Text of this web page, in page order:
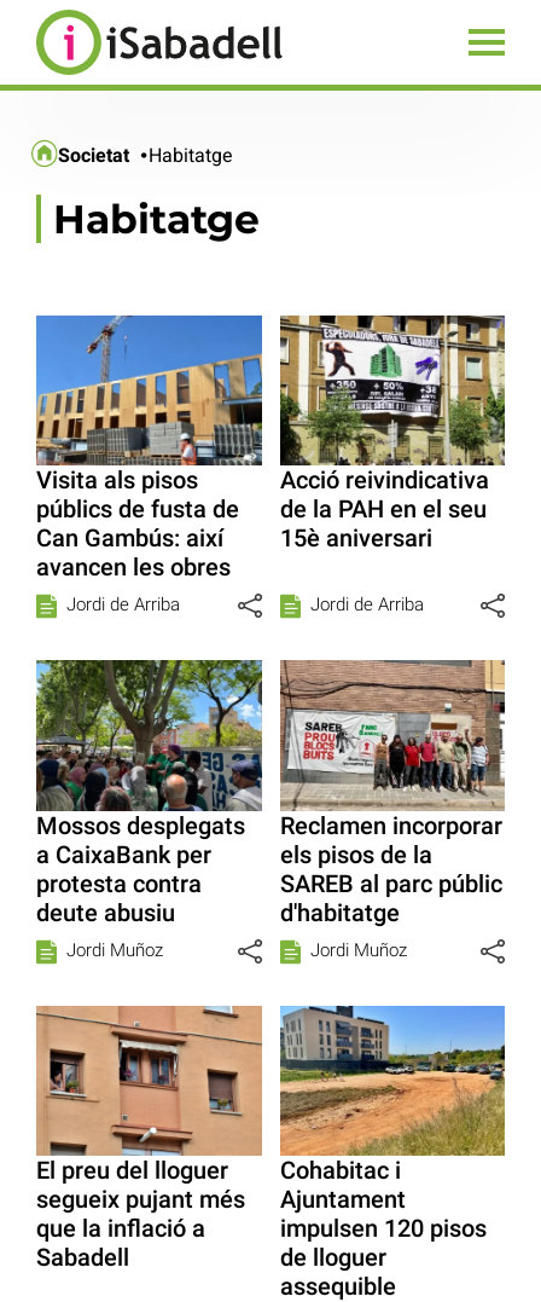
Societat Habitatge
Habitatge
Visita als pisos
públics de fusta de
Can Gambús: així
avancen les obres
Jordi de Arriba
Acció reivindicativa
de la PAH en el seu
15è aniversari
Jordi de Arriba
Mossos desplegats
a CaixaBank per
protesta contra
deute abusiu
Jordi Muñoz
Reclamen incorporar
els pisos de la
SAREB al parc públic
d'habitatge
Jordi Muñoz
El preu del lloguer
segueix pujant més
que la inflació a
Sabadell
Cohabitac i
Ajuntament
impulsen 120 pisos
de lloguer
assequible